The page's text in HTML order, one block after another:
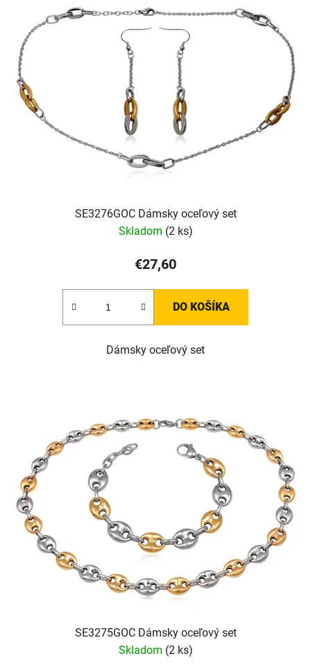
SE3276GOC Dámsky oceľový set
Skladom (2 ks)
€27,60
DO KOŠÍKA
Dámsky oceľový set
SE3275GOC Dámsky oceľový set
Skladom (2 ks)